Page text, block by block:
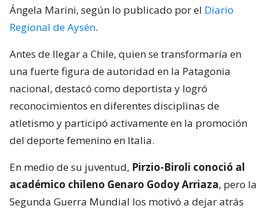
Ángela Marini, según lo publicado por el Diario
Regional de Aysén.
Antes de llegar a Chile, quien se transformaría en
una fuerte figura de autoridad en la Patagonia
nacional, destacó como deportista y logró
reconocimientos en diferentes disciplinas de
atletismo y participó activamente en la promoción
del deporte femenino en Italia.
En medio de su juventud, Pirzio-Biroli conoció al
académico chileno Genaro Godoy Arriaza, pero la
Segunda Guerra Mundial los motivó a dejar atrás